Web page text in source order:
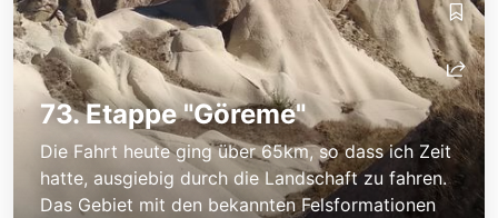
73. Etappe "Göreme"
Die Fahrt heute ging über 65km, so dass ich Zeit
hatte, ausgiebig durch die Landschaft zu fahren.
Das Gebiet mit den bekannten Felsformationen